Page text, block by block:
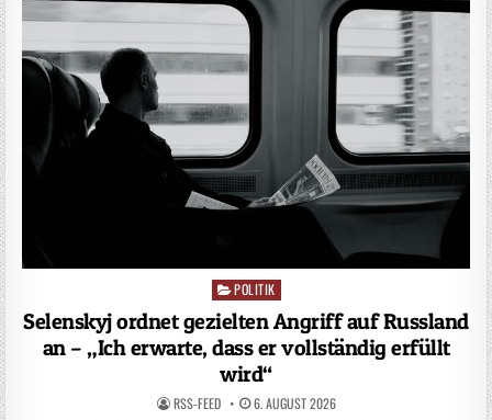
Posted
in
POLITIK
Selenskyj ordnet gezielten Angriff auf Russland
an – „Ich erwarte, dass er vollständig erfüllt
wird“
RSS-FEED 6. AUGUST 2026